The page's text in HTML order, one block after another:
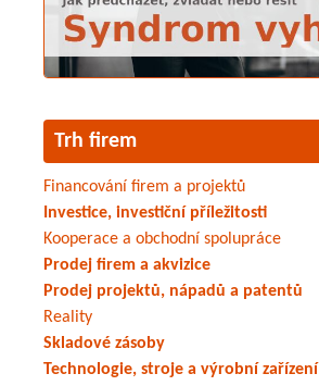
Trh firem
Financování firem a projektů
Investice, investiční příležitosti
Kooperace a obchodní spolupráce
Prodej firem a akvizice
Prodej projektů, nápadů a patentů
Reality
Skladové zásoby
Technologie, stroje a výrobní zařízení